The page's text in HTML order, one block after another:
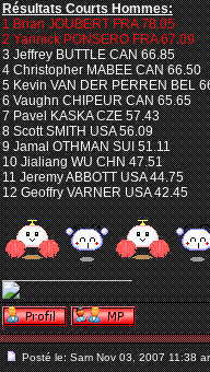
Résultats Courts Hommes:
1 Brian JOUBERT FRA 78.05
2 Yannick PONSERO FRA 67.09
3 Jeffrey BUTTLE CAN 66.85
4 Christopher MABEE CAN 66.50
5 Kevin VAN DER PERREN BEL
6 Vaughn CHIPEUR CAN 65.65
7 Pavel KASKA CZE 57.43
8 Scott SMITH USA 56.09
9 Jamal OTHMAN SUI 51.11
10 Jialiang WU CHN 47.51
11 Jeremy ABBOTT USA 44.75
12 Geoffry VARNER USA 42.45
_________________
Posté le: Sam Nov 03, 2007 11:38